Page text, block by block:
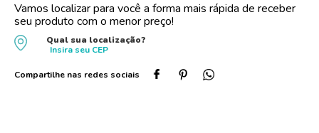
Vamos localizar para você a forma mais rápida de receber
seu produto com o menor preço!
Qual sua localização?
Insira seu CEP